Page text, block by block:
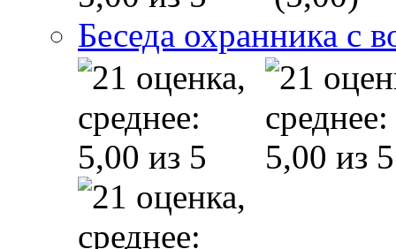
Беседа охранника с